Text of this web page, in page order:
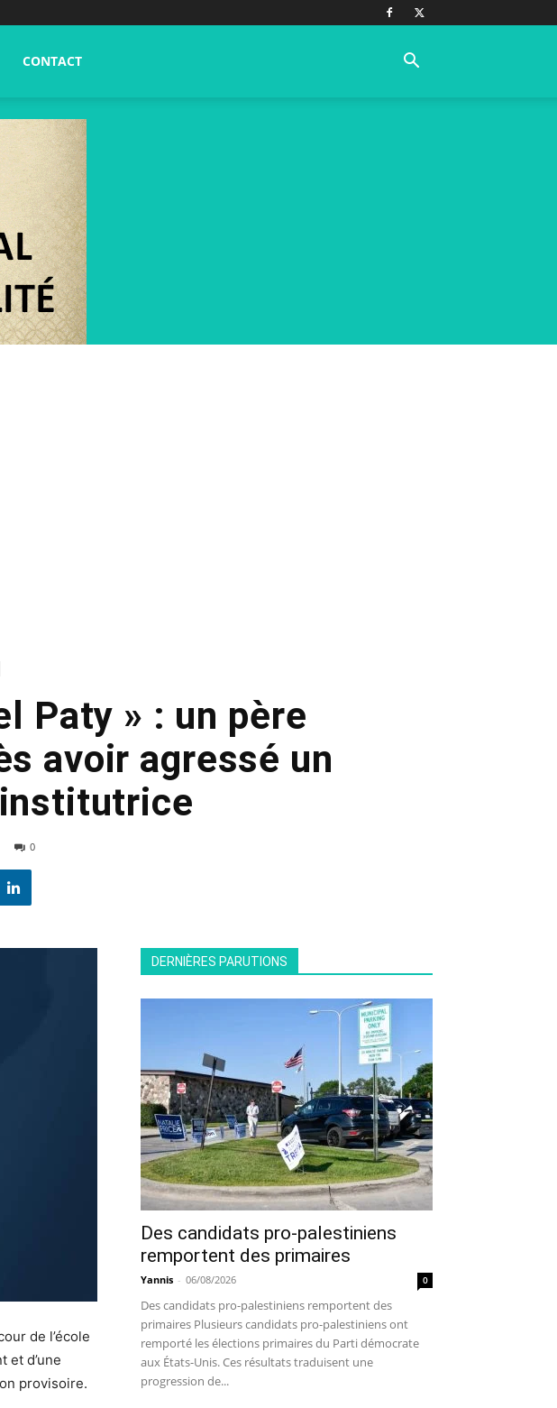
CONTACT
Paty » : un père
avoir agressé un
0
de l’école
et d’une
provisoire.
DERNIÈRES PARUTIONS
Des candidats pro-palestiniens
remportent des primaires
Yannis - 06/08/2026 0
Des candidats pro-palestiniens remportent des
primaires Plusieurs candidats pro-palestiniens ont
remporté les élections primaires du Parti démocrate
aux États-Unis. Ces résultats traduisent une
progression de...